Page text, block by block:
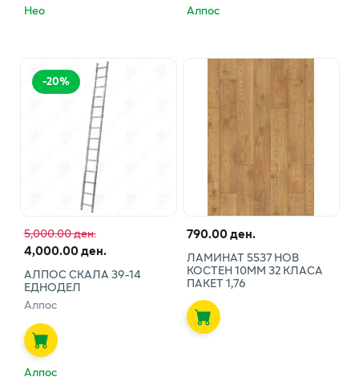
Нео Алпос
-20%
5,000.00 ден.
4,000.00 ден.
АЛПОС СКАЛА 39-14
ЕДНОДЕЛ
Алпос
Алпос
790.00 ден.
ЛАМИНАТ 5537 НОВ
КОСТЕН 10ММ 32 КЛАСА
ПАКЕТ 1,76